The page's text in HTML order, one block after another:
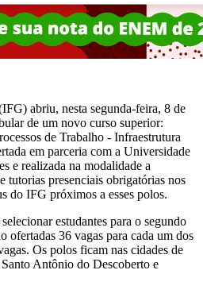
abriu, nesta segunda-feira, 8 de
de um novo curso superior:
de Trabalho - Infraestrutura
em parceria com a Universidade
e realizada na modalidade a
tutorias presenciais obrigatórias nos
do IFG próximos a esses polos.
estudantes para o segundo
ofertadas 36 vagas para cada um dos
Os polos ficam nas cidades de
Antônio do Descoberto e